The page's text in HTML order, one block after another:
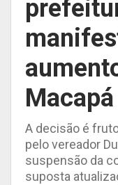
Macapá
A decisão é
pelo vereador
suspensão da
suposta